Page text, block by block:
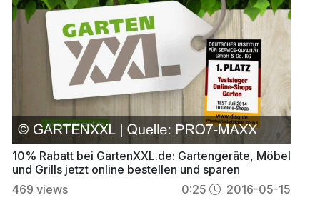
10% Rabatt bei GartenXXL.de: Gartengeräte, Möbel
und Grills jetzt online bestellen und sparen
469 views 0:25 2016-05-15